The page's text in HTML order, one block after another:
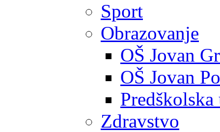
Sport
Obrazovanje
OŠ Jovan
OŠ Jovan
Predškolska
Zdravstvo